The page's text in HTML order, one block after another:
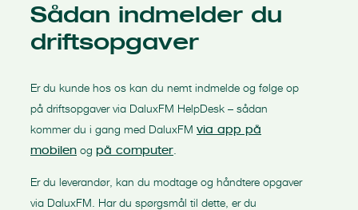
Sådan indmelder du
driftsopgaver
Er du kunde hos os kan du nemt indmelde og følge op
på driftsopgaver via DaluxFM HelpDesk – sådan
kommer du i gang med DaluxFM via app på
mobilen og på computer
Er du leverandør, kan du modtage og håndtere opgaver
via DaluxFM. Har du spørgsmål til dette, er du